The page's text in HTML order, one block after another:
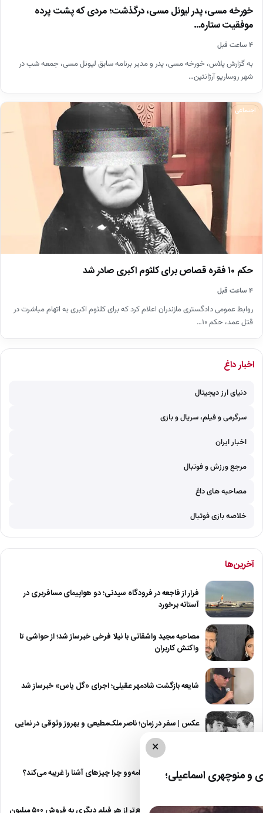
خورخه مسی، پدر لیونل مسی، درگذشت؛ مردی که پشت پرده
موفقیت ستاره…
۴ ساعت قبل
به گزارش پلاس، خورخه مسی، پدر و مدیر برنامه سابق لیونل مسی، جمعه شب در
شهر روساریو آرژانتین…
اجتماعی
حکم ۱۰ فقره قصاص برای کلثوم اکبری صادر شد
۴ ساعت قبل
روابط عمومی دادگستری مازندران اعلام کرد که برای کلثوم اکبری به اتهام مباشرت در
قتل عمد، حکم ۱۰…
اخبار داغ
دنیای ارز دیجیتال
سرگرمی و فیلم، سریال و بازی
اخبار ایران
مرجع ورزش و فوتبال
مصاحبه های داغ
خلاصه بازی فوتبال
آخرین‌ها
فرار از فاجعه در فرودگاه سیدنی؛ دو هواپیمای مسافربری در
آستانه برخورد
مصاحبه مجید واشقانی با نیلا فرخی خبرساز شد؛ از حواشی تا
واکنش کاربران
شایعه بازگشت شادمهر عقیلی؛ اجرای «گل یاس» خبرساز شد
عکس | سفر در زمان؛ ناصر ملک‌مطیعی و بهروز وثوقی در نمایی
نقطه مقابل دژاوو؛ ژامه‌وو چرا چیزهای آشنا را غریبه می‌کند؟
×
منوچهری اسماعیلی؛